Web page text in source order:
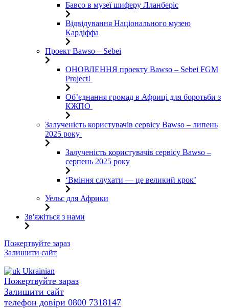
Бавсо в музеї шиферу Лланберіс
Відвідування Національного музею
Кардіффа
Проект Bawso – Sebei
ОНОВЛЕННЯ проекту Bawso – Sebei FGM
Project!
Об’єднання громад в Африці для боротьби з
КЖПО
Залученість користувачів сервісу Bawso – липень
2025 року
Залученість користувачів сервісу Bawso –
серпень 2025 року
‘Вміння слухати — це великий крок’
Уельс для Африки
Зв'яжіться з нами
Перейти
до
Пожертвуйте зараз
Залишити сайт
Ukrainian
Пожертвуйте зараз
Залишити сайт
телефон довіри 0800 7318147